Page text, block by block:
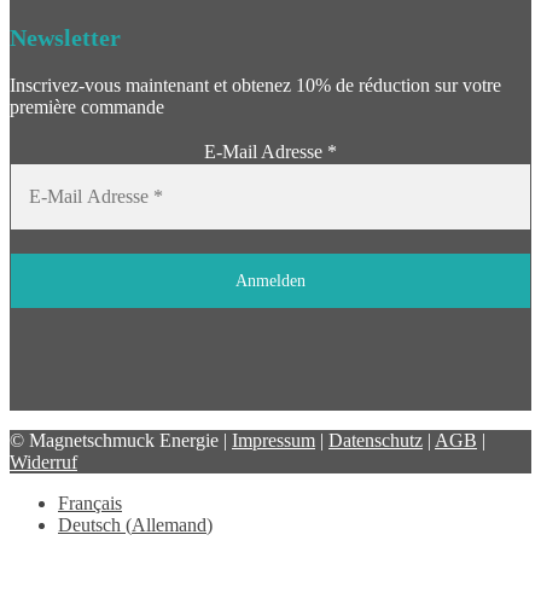
Newsletter
Inscrivez-vous maintenant et obtenez 10% de réduction sur votre
première commande
E-Mail Adresse *
© Magnetschmuck Energie | Impressum | Datenschutz | AGB |
Widerruf
Français
Deutsch (Allemand)